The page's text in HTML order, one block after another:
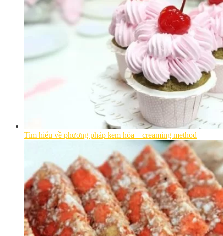
Tìm hiểu về phương pháp kem hóa – creaming method